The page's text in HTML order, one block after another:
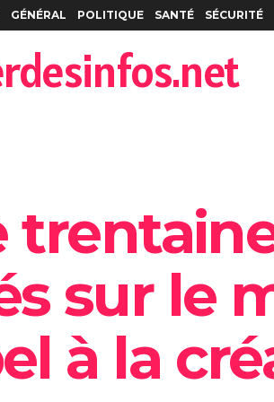
GÉNÉRAL POLITIQUE SANTÉ SÉCURITÉ
sur le
à la